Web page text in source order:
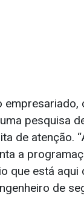
pesquisa
de atenção.
a
que está
de